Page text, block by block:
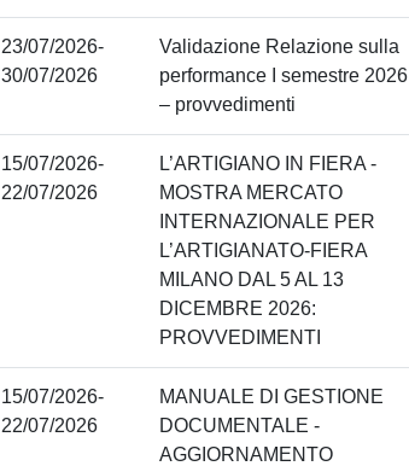
23/07/2026-
30/07/2026
Validazione Relazione sulla
performance I semestre 2026
– provvedimenti
15/07/2026-
22/07/2026
L’ARTIGIANO IN FIERA -
MOSTRA MERCATO
INTERNAZIONALE PER
L’ARTIGIANATO-FIERA
MILANO DAL 5 AL 13
DICEMBRE 2026:
PROVVEDIMENTI
15/07/2026-
22/07/2026
MANUALE DI GESTIONE
DOCUMENTALE -
AGGIORNAMENTO